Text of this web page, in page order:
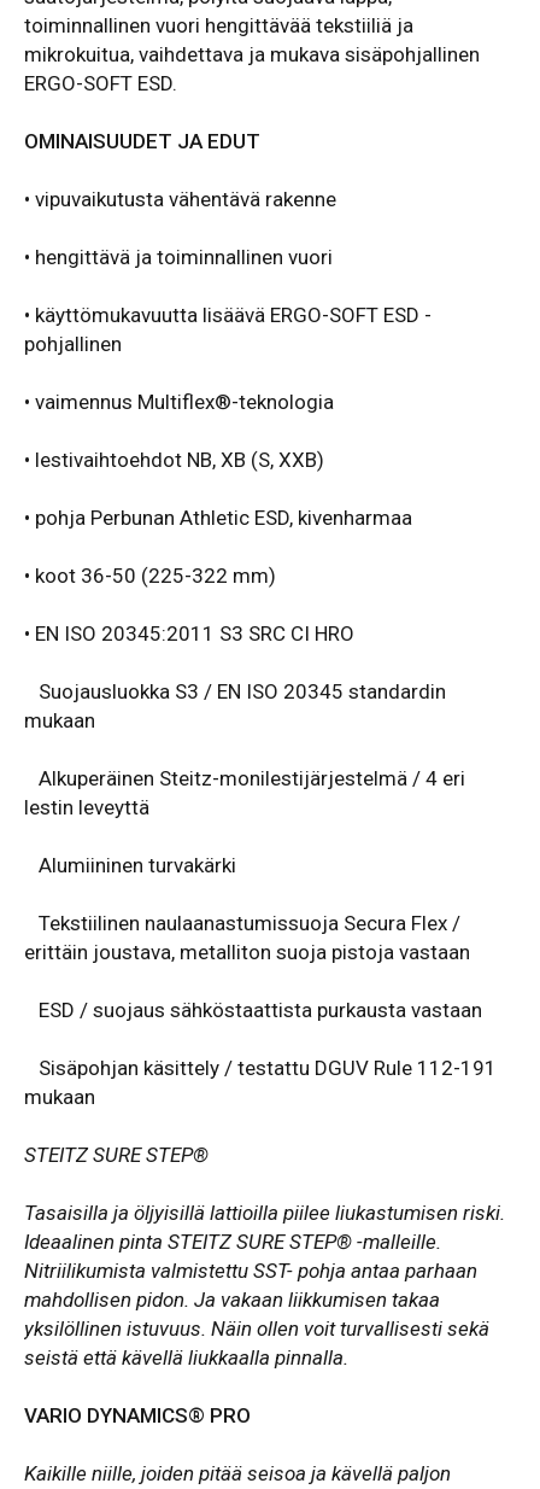
toiminnallinen vuori hengittävää tekstiiliä ja
mikrokuitua, vaihdettava ja mukava sisäpohjallinen
ERGO-SOFT ESD.
OMINAISUUDET JA EDUT
• vipuvaikutusta vähentävä rakenne
• hengittävä ja toiminnallinen vuori
• käyttömukavuutta lisäävä ERGO-SOFT ESD -
pohjallinen
• vaimennus Multiflex®-teknologia
• lestivaihtoehdot NB, XB (S, XXB)
• pohja Perbunan Athletic ESD, kivenharmaa
• koot 36-50 (225-322 mm)
• EN ISO 20345:2011 S3 SRC CI HRO
Suojausluokka S3 / EN ISO 20345 standardin
mukaan
Alkuperäinen Steitz-monilestijärjestelmä / 4 eri
lestin leveyttä
Alumiininen turvakärki
Tekstiilinen naulaanastumissuoja Secura Flex /
erittäin joustava, metalliton suoja pistoja vastaan
ESD / suojaus sähköstaattista purkausta vastaan
Sisäpohjan käsittely / testattu DGUV Rule 112-191
mukaan
STEITZ SURE STEP®
Tasaisilla ja öljyisillä lattioilla piilee liukastumisen riski.
Ideaalinen pinta STEITZ SURE STEP® -malleille.
Nitriilikumista valmistettu SST- pohja antaa parhaan
mahdollisen pidon. Ja vakaan liikkumisen takaa
yksilöllinen istuvuus. Näin ollen voit turvallisesti sekä
seistä että kävellä liukkaalla pinnalla.
VARIO DYNAMICS® PRO
Kaikille niille, joiden pitää seisoa ja kävellä paljon